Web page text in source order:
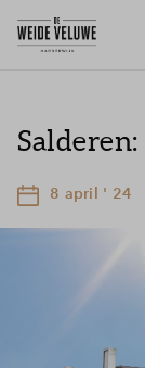
8 april ' 24